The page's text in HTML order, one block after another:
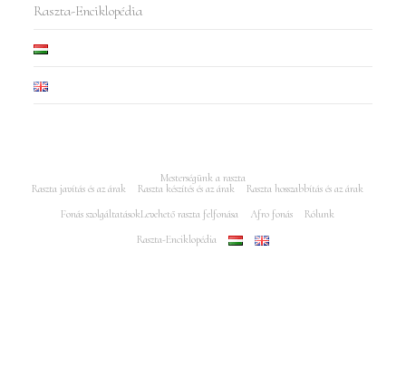
Raszta-Enciklopédia
Mesterségünk a raszta
Raszta javítás és az árak
Raszta készítés és az árak
Raszta hosszabbítás és az árak
Fonás szolgáltatásokLevehető raszta felfonása Afro fonás
Rólunk
Raszta-Enciklopédia